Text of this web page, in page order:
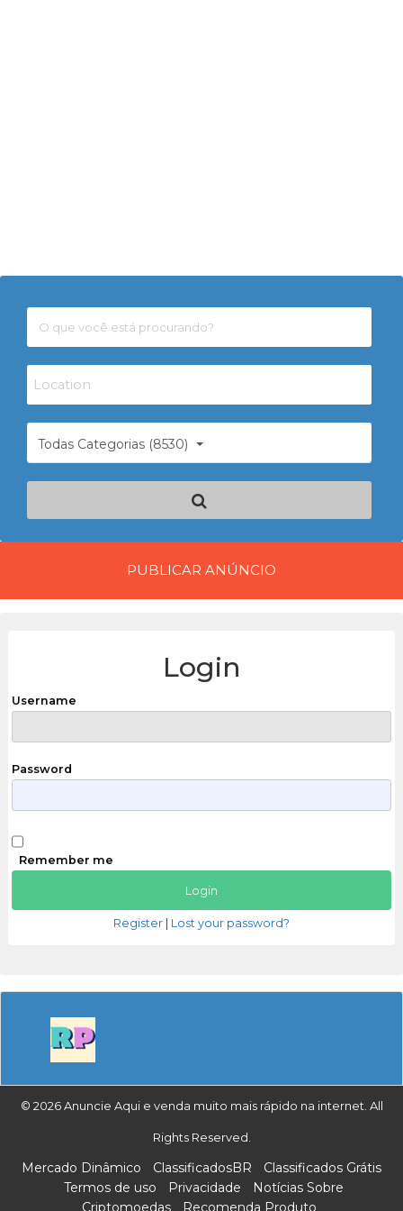
Todas Categorias (8530)
PUBLICAR ANÚNCIO
Login
Username
Password
Remember me
Register Lost your password?
© 2026 Anuncie Aqui e venda muito mais rápido na internet. All
Rights Reserved.
Mercado Dinâmico ClassificadosBR
Classificados Grátis
Termos de uso
Privacidade
Notícias Sobre
Criptomoedas
Recomenda Produto